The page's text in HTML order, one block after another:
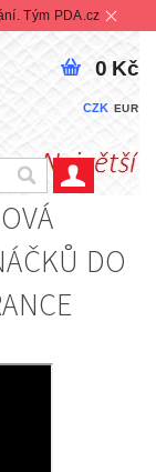
Tým PDA.cz
CZK EUR
0 Kč
DO